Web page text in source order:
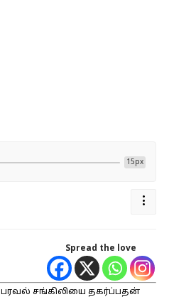
15px
Spread the love
சங்கிலியை தகர்ப்பதன்